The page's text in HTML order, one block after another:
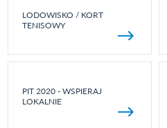
LODOWISKO / KORT
TENISOWY
PIT 2020 - WSPIERAJ
LOKALNIE